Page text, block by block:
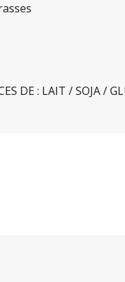
DE : LAIT / SOJA /